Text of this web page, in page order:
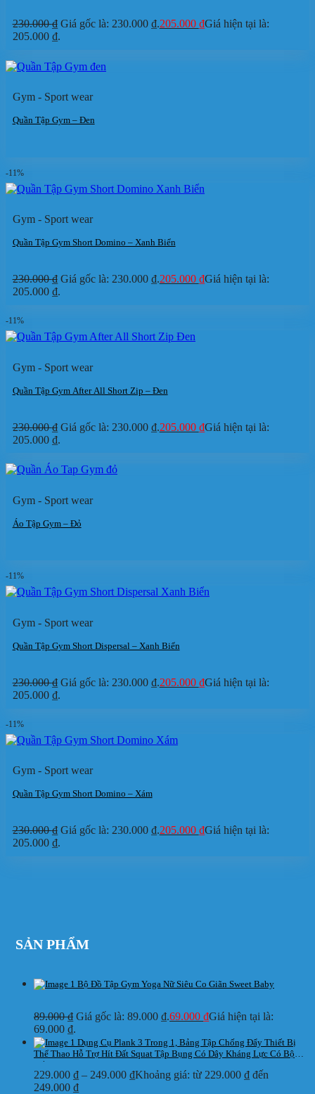
230.000₫ Giá gốc là: 230.000 ₫.205.000 ₫Giá hiện tại là:
205.000 ₫.
Gym - Sport wear
Quần Tập Gym – Đen
-11%
Gym - Sport wear
Quần Tập Gym Short Domino – Xanh Biển
230.000₫ Giá gốc là: 230.000 ₫.205.000 ₫Giá hiện tại là:
205.000 ₫.
-11%
Gym - Sport wear
Quần Tập Gym After All Short Zip – Đen
230.000₫ Giá gốc là: 230.000 ₫.205.000 ₫Giá hiện tại là:
205.000 ₫.
Gym - Sport wear
Áo Tập Gym – Đỏ
-11%
Gym - Sport wear
Quần Tập Gym Short Dispersal – Xanh Biển
230.000₫ Giá gốc là: 230.000 ₫.205.000 ₫Giá hiện tại là:
205.000 ₫.
-11%
Gym - Sport wear
Quần Tập Gym Short Domino – Xám
230.000₫ Giá gốc là: 230.000 ₫.205.000 ₫Giá hiện tại là:
205.000 ₫.
SẢN PHẨM
Bộ Đồ Tập Gym Yoga Nữ Siêu Co Giãn Sweet Baby
89.000₫ Giá gốc là: 89.000 ₫.69.000 ₫Giá hiện tại là:
69.000 ₫.
Dụng Cụ Plank 3 Trong 1, Bảng Tập Chống Đẩy Thiết Bị
Thể Thao Hỗ Trợ Hít Đất Squat Tập Bụng Có Dây Kháng Lực Có Bộ
Đếm
229.000 ₫ – 249.000 ₫Khoảng giá: từ 229.000 ₫ đến
249.000 ₫